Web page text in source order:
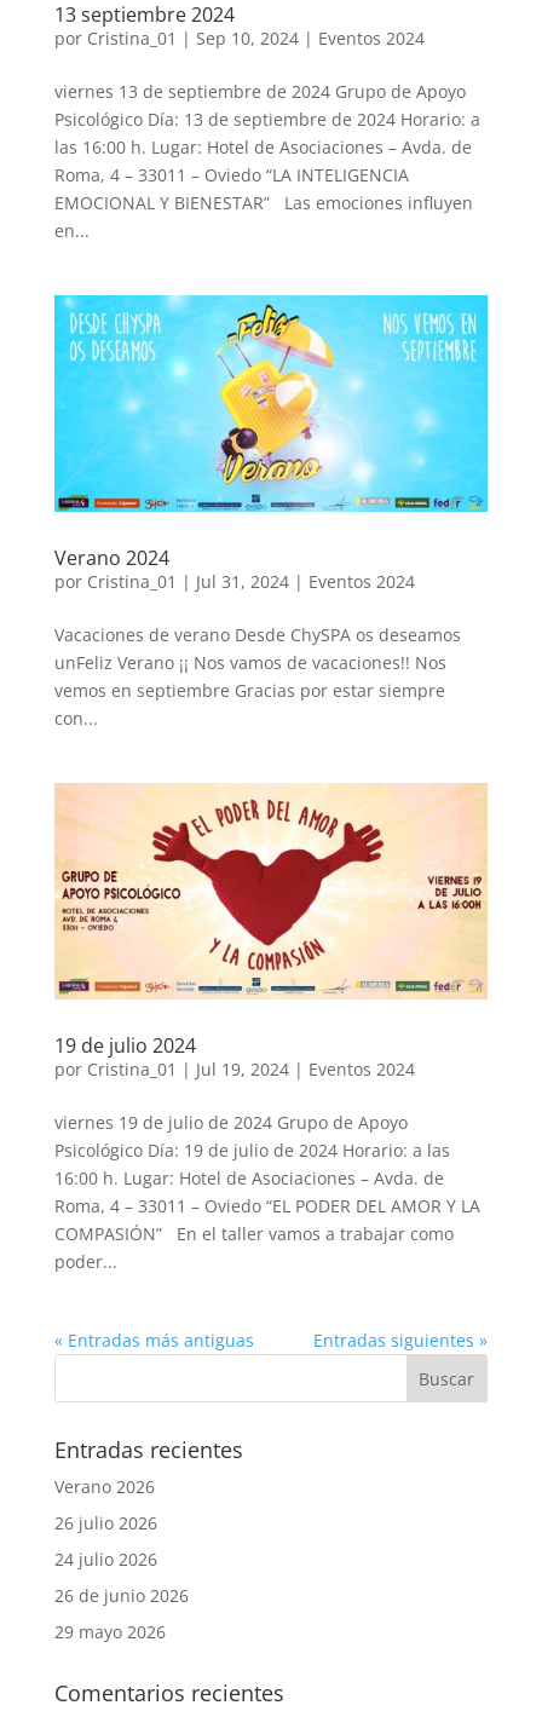
13 septiembre 2024
por Cristina_01 | Sep 10, 2024| Eventos 2024
viernes 13 de septiembre de 2024 Grupo de Apoyo
Psicológico Día: 13 de septiembre de 2024 Horario: a
las 16:00 h. Lugar: Hotel de Asociaciones – Avda. de
Roma, 4 – 33011 – Oviedo “LA INTELIGENCIA
EMOCIONAL Y BIENESTAR” Las emociones influyen
en...
Verano 2024
por Cristina_01 | Jul 31, 2024| Eventos 2024
Vacaciones de verano Desde ChySPA os deseamos
unFeliz Verano ¡¡ Nos vamos de vacaciones!! Nos
vemos en septiembre Gracias por estar siempre
con...
19 de julio 2024
por Cristina_01 | Jul 19, 2024| Eventos 2024
viernes 19 de julio de 2024 Grupo de Apoyo
Psicológico Día: 19 de julio de 2024 Horario: a las
16:00 h. Lugar: Hotel de Asociaciones – Avda. de
Roma, 4 – 33011 – Oviedo “EL PODER DEL AMOR Y LA
COMPASIÓN” En el taller vamos a trabajar como
poder...
« Entradas más antiguas Entradas siguientes »
Entradas recientes
Verano 2026
26 julio 2026
24 julio 2026
26 de junio 2026
29 mayo 2026
Comentarios recientes